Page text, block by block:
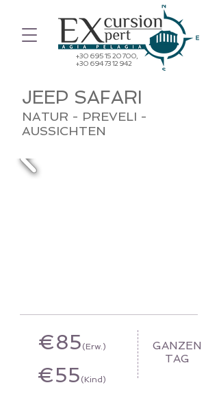
+30 695 15 20 700
+30 694 73 12 942
JEEP SAFARI
NATUR - PREVELI -
AUSSICHTEN
€85 (Erw.)
€55 (Kind)
GANZEN
TAG